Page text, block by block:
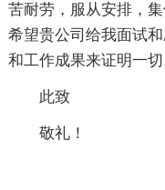
苦耐劳，服从安排，
希望贵公司给我面试
和工作成果来证明一切
此致
敬礼！